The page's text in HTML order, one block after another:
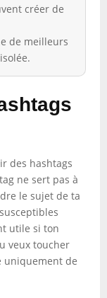
créer de
de meilleurs
des hashtags
ne sert pas à
le sujet de ta
utile si ton
veux toucher
uniquement de